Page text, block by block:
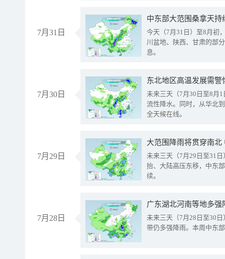
7月31日
中东部大范围桑拿天
今天（7月31日）至8月初
川盆地、陕西、甘肃的部
息。
7月30日
东北地区高温发展需
未来三天（7月30日至8月
流性降水。同时，从华北
全天候在线。
7月29日
大范围降雨将贯穿南
未来三天（7月29日至31
抬、大陆高压东移，中东
续。
7月28日
广东湖北河南等地多
未来三天（7月28日至30
带仍多强降雨。本周中东